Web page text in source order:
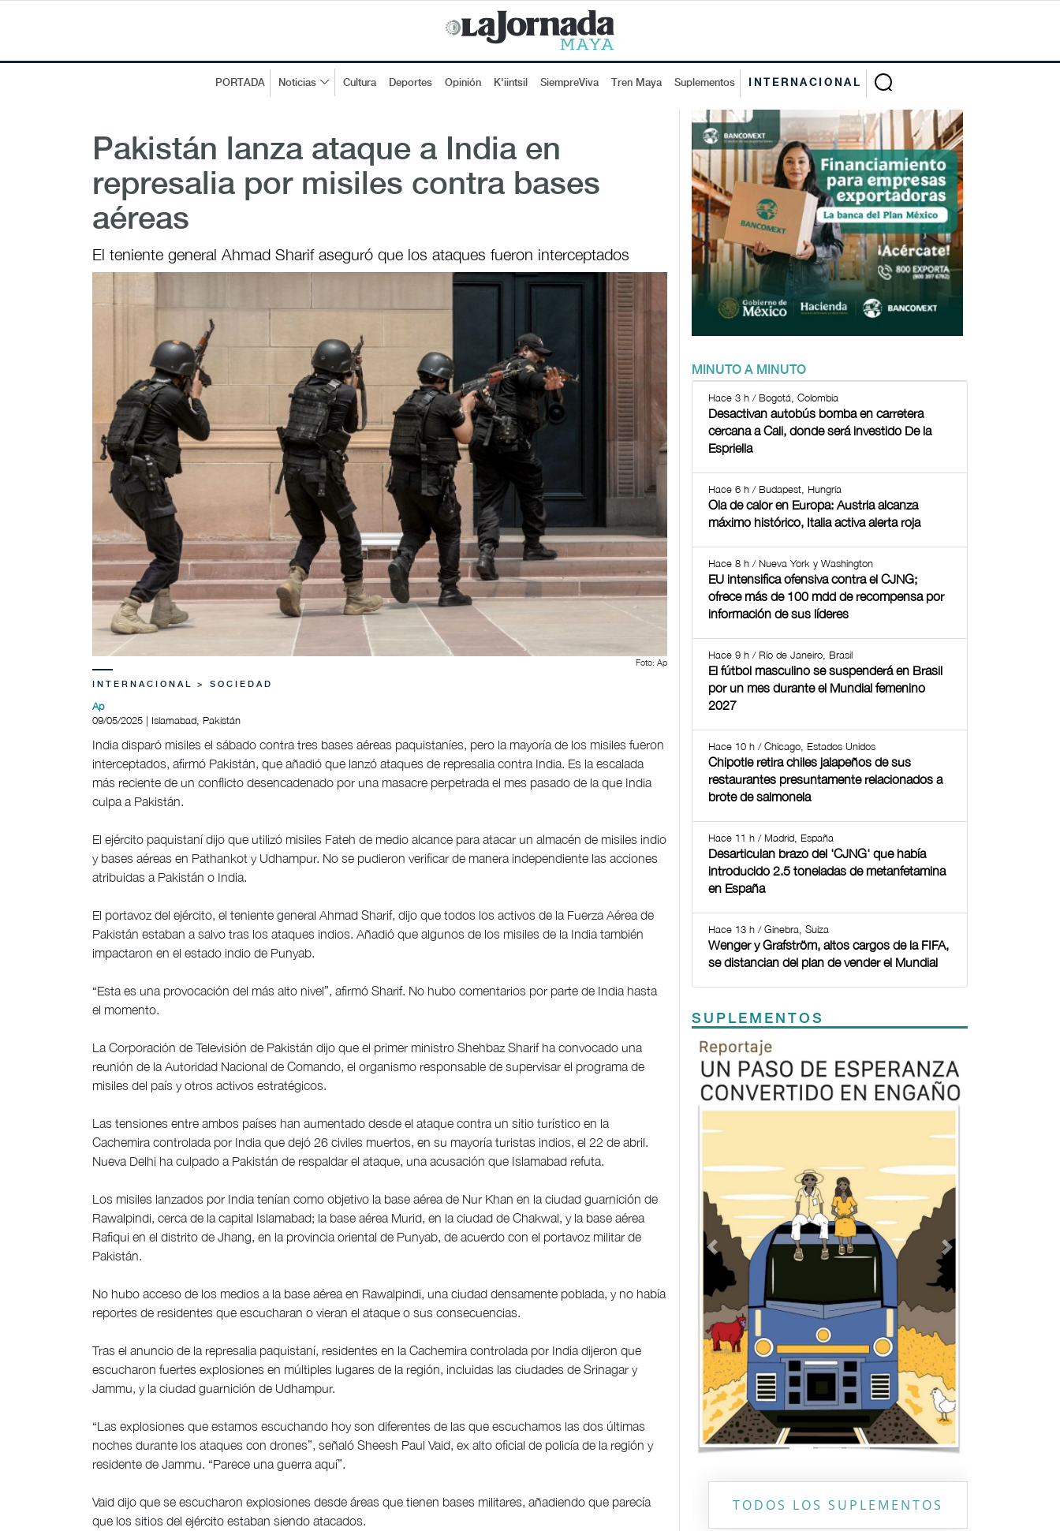
PORTADA Noticias Cultura Deportes Opinión K'iintsil SiempreViva Tren Maya Suplementos INTERNACIONAL
Pakistán lanza ataque a India en
represalia por misiles contra bases
aéreas
El teniente general Ahmad Sharif aseguró que los ataques fueron interceptados
Foto: Ap
INTERNACIONAL > SOCIEDAD
Ap
09/05/2025 | Islamabad, Pakistán
India disparó misiles el sábado contra tres bases aéreas paquistaníes, pero la mayoría de los misiles fueron
interceptados, afirmó Pakistán, que añadió que lanzó ataques de represalia contra India. Es la escalada
más reciente de un conflicto desencadenado por una masacre perpetrada el mes pasado de la que India
culpa a Pakistán.
El ejército paquistaní dijo que utilizó misiles Fateh de medio alcance para atacar un almacén de misiles indio
y bases aéreas en Pathankot y Udhampur. No se pudieron verificar de manera independiente las acciones
atribuidas a Pakistán o India.
El portavoz del ejército, el teniente general Ahmad Sharif, dijo que todos los activos de la Fuerza Aérea de
Pakistán estaban a salvo tras los ataques indios. Añadió que algunos de los misiles de la India también
impactaron en el estado indio de Punyab.
“Esta es una provocación del más alto nivel”, afirmó Sharif. No hubo comentarios por parte de India hasta
el momento.
La Corporación de Televisión de Pakistán dijo que el primer ministro Shehbaz Sharif ha convocado una
reunión de la Autoridad Nacional de Comando, el organismo responsable de supervisar el programa de
misiles del país y otros activos estratégicos.
Las tensiones entre ambos países han aumentado desde el ataque contra un sitio turístico en la
Cachemira controlada por India que dejó 26 civiles muertos, en su mayoría turistas indios, el 22 de abril.
Nueva Delhi ha culpado a Pakistán de respaldar el ataque, una acusación que Islamabad refuta.
Los misiles lanzados por India tenían como objetivo la base aérea de Nur Khan en la ciudad guarnición de
Rawalpindi, cerca de la capital Islamabad; la base aérea Murid, en la ciudad de Chakwal, y la base aérea
Rafiqui en el distrito de Jhang, en la provincia oriental de Punyab, de acuerdo con el portavoz militar de
Pakistán.
No hubo acceso de los medios a la base aérea en Rawalpindi, una ciudad densamente poblada, y no había
reportes de residentes que escucharan o vieran el ataque o sus consecuencias.
Tras el anuncio de la represalia paquistaní, residentes en la Cachemira controlada por India dijeron que
escucharon fuertes explosiones en múltiples lugares de la región, incluidas las ciudades de Srinagar y
Jammu, y la ciudad guarnición de Udhampur.
“Las explosiones que estamos escuchando hoy son diferentes de las que escuchamos las dos últimas
noches durante los ataques con drones”, señaló Sheesh Paul Vaid, ex alto oficial de policía de la región y
residente de Jammu. “Parece una guerra aquí”.
Vaid dijo que se escucharon explosiones desde áreas que tienen bases militares, añadiendo que parecía
que los sitios del ejército estaban siendo atacados.
MINUTO A MINUTO
Hace 3 h / Bogotá, Colombia
Desactivan autobús bomba en carretera
cercana a Cali, donde será investido De la
Espriella
Hace 6 h / Budapest, Hungría
Ola de calor en Europa: Austria alcanza
máximo histórico, Italia activa alerta roja
Hace 8 h / Nueva York y Washington
EU intensifica ofensiva contra el CJNG;
ofrece más de 100 mdd de recompensa por
información de sus líderes
Hace 9 h / Río de Janeiro, Brasil
El fútbol masculino se suspenderá en Brasil
por un mes durante el Mundial femenino
2027
Hace 10 h / Chicago, Estados Unidos
Chipotle retira chiles jalapeños de sus
restaurantes presuntamente relacionados a
brote de salmonela
Hace 11 h / Madrid, España
Desarticulan brazo del 'CJNG' que había
introducido 2.5 toneladas de metanfetamina
en España
Hace 13 h / Ginebra, Suiza
Wenger y Grafström, altos cargos de la FIFA,
se distancian del plan de vender el Mundial
SUPLEMENTOS
Previous
TODOS LOS SUPLEMENTOS